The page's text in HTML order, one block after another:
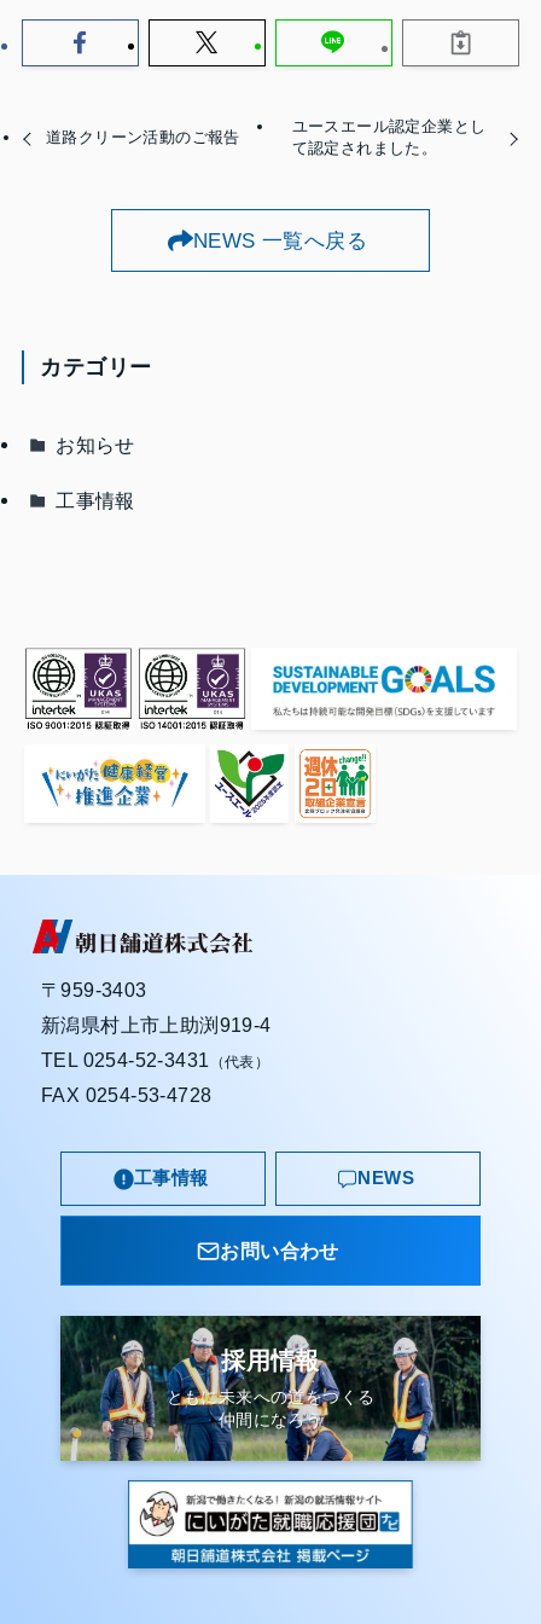
道路クリーン活動のご報告
ユースエール認定企業とし
て認定されました。
NEWS 一覧へ戻る
カテゴリー
お知らせ
工事情報
〒959-3403
新潟県村上市上助渕919-4
TEL 0254-52-3431 （代表）
FAX 0254-53-4728
工事情報 NEWS
お問い合わせ
採用情報
ともに未来への道をつくる
仲間になろう